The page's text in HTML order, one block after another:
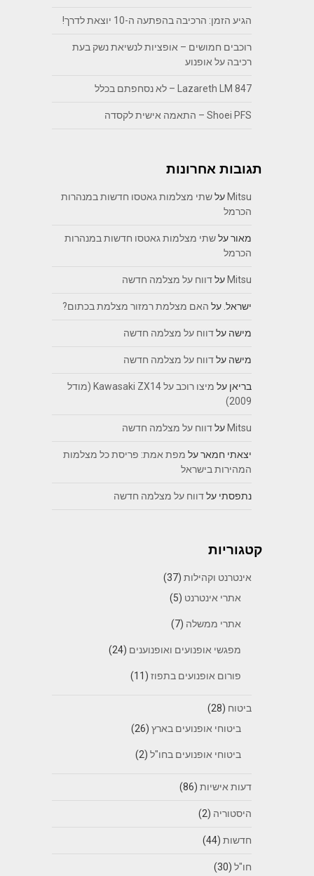
הגיע הזמן: הרכיבה בהפתעה ה-10 יוצאת לדרך!
רוכבים חמושים – אופציות לנשיאת נשק בעת
רכיבה על אופנוע
Lazareth LM 847 – לא נסחפתם בכלל
Shoei PFS – התאמה אישית לקסדה
תגובות אחרונות
Mitsu עלשתי מצלמות גאטסו חדשות במנהרות
הכרמל
מאורעלשתי מצלמות גאטסו חדשות במנהרות
הכרמל
Mitsu עלדווח על מצלמה חדשה
ישראל. על האם מצלמת רמזור מצלמת בכתום?
מישה עלדווח על מצלמה חדשה
מישה עלדווח על מצלמה חדשה
בריאן על
מיצו רוכב על Kawasaki ZX14 (מודל
2009)
Mitsu עלדווח על מצלמה חדשה
יצאתי חמארעל מפת אמת: פריסת כל מצלמות
המהירות בישראל
נתפסתי עלדווח על מצלמה חדשה
קטגוריות
אינטרנט וקהילות(37)
אתרי אינטרנט (5)
אתרי ממשלה (7)
מפגשי אופנועים ואופנוענים (24)
פורום אופנועים בתפוז(11)
ביטוח (28)
ביטוחי אופנועים בארץ(26)
ביטוחי אופנועים בחו"ל(2)
דעות אישיות(86)
היסטוריה (2)
חדשות(44)
חו"ל(30)